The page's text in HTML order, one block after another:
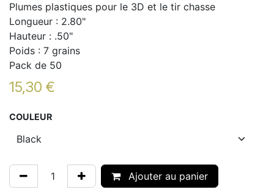
Plumes plastiques pour le 3D et le tir chasse
Longueur : 2.80"
Hauteur : .50"
Poids : 7 grains
Pack de 50
15,30 €
COULEUR
Ajouter au panier